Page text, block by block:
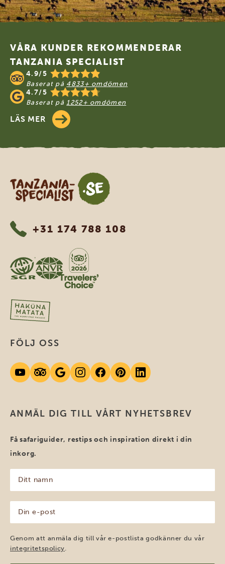
Footer
VÅRA KUNDER REKOMMENDERAR
TANZANIA SPECIALIST
4.9/5
Baserat på 4833+ omdömen
4.7/5
Baserat på 1252+ omdömen
LÄS MER
Tanzania Specialist
+31 174 788 108
ANMÄL DIG TILL VÅRT NYHETSBREV
Få safariguider, restips och inspiration direkt i din
inkorg.
namn
(Obligatoriskt)
post
(Obligatoriskt)
Genom att anmäla dig till vår e-postlista godkänner du vår
integritetspolicy
FÖLJ OSS